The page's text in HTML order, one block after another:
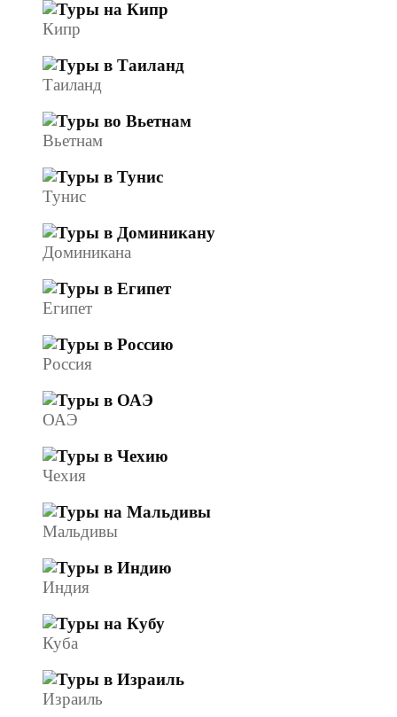
Кипр
Таиланд
Вьетнам
Тунис
Доминикана
Египет
Россия
ОАЭ
Чехия
Мальдивы
Индия
Куба
Израиль